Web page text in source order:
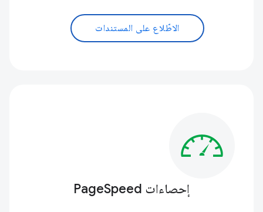
الاطّلاع على المستندات
إحصاءات PageSpeed